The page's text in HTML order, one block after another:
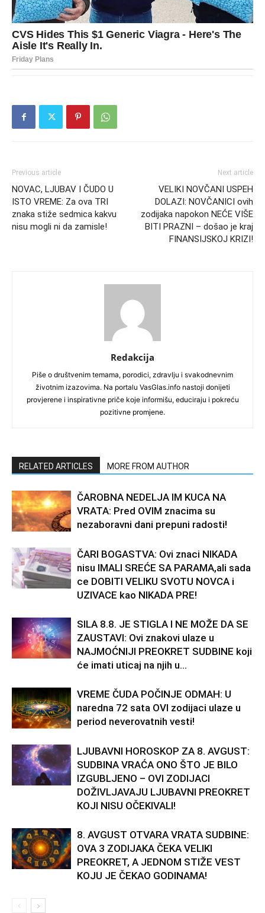
Na poslovnom planu dolazi prilika za novi početak.
Moguće je da će promeniti planove ili dobiti ponudu koja
ih vodi ka mnogo sigurnijoj budućnosti.
Ribe će konačno početi da veruju da sreća ipak nije